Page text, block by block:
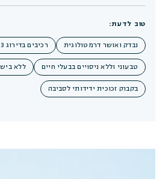
טוב לדעת:
נבדק ואושר דרמטולוגית רכיבים בדירוג EWG 1–3
טבעוני וללא ניסויים בבעלי חיים ללא
בקבוק זכוכית ידידותי לסביבה